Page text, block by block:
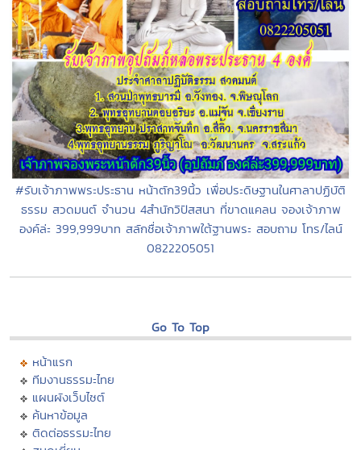
#รับเจ้าภาพพระประธาน หน้าตัก39นิ้ว เพื่อประดิษฐานในศาลาปฏิบัติ
ธรรม สวดมนต์ จำนวน 4สำนักวิปัสสนา ที่ขาดแคลน จองเจ้าภาพ
องค์ล่ะ 399,999บาท สลักชื่อเจ้าภาพใต้ฐานพระ สอบถาม โทร/ไลน์
0822205051
Go To Top
หน้าแรก
ทีมงานธรรมะไทย
แผนผังเว็บไซต์
ค้นหาข้อมูล
ติดต่อธรรมะไทย